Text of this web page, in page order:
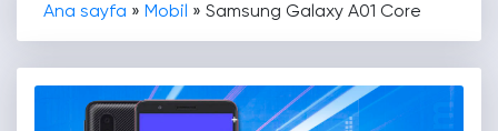
Ana sayfa » Mobil » Samsung Galaxy A01 Core